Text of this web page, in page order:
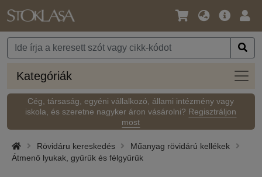
Nyelv
Pénznem
Fő
Kategóriák
Cég, társaság, egyéni vállalkozó, állami intézmény vagy
iskola, és szeretne nagyker áron vásárolni? Regisztráljon
most
Rövidáru kereskedés
Műanyag rövidárú kellékek
Átmenő lyukak, gyűrűk és félgyűrűk